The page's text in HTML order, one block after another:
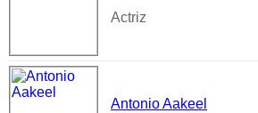
Actriz
Antonio Aakeel